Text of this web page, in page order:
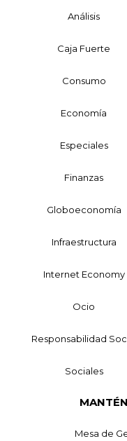
Análisis
Caja Fuerte
Consumo
Economía
Especiales
Finanzas
Globoeconomía
Infraestructura
Internet Economy
Ocio
Responsabilidad
Sociales
Mesa de